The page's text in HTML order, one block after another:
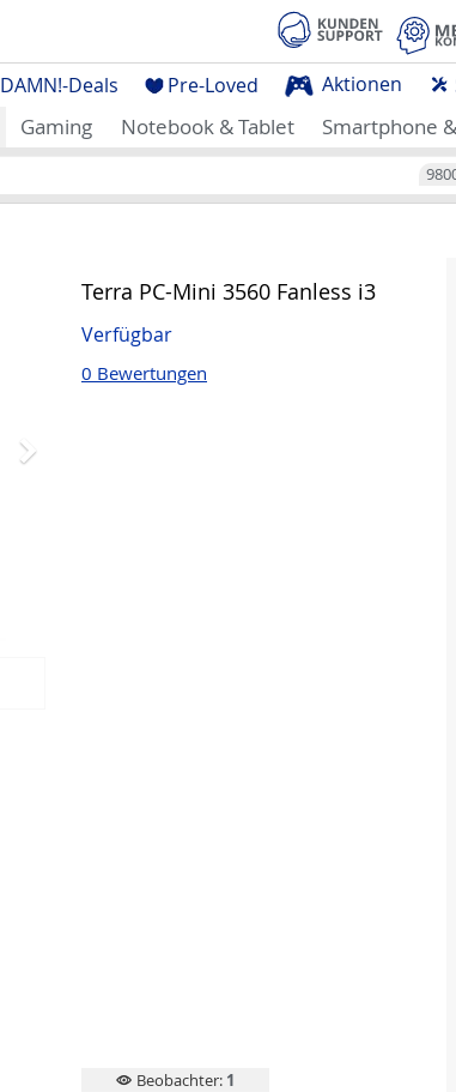
DAMN!-Deals Pre-Loved Aktionen
Gaming Notebook & Tablet Smartphone
Terra PC-Mini 3560 Fanless i3
Verfügbar
0 Bewertungen
Beobachter: 1